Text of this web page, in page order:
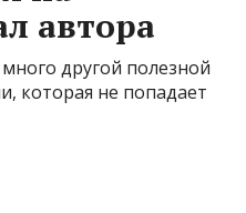
автора
другой полезной
которая не попадает